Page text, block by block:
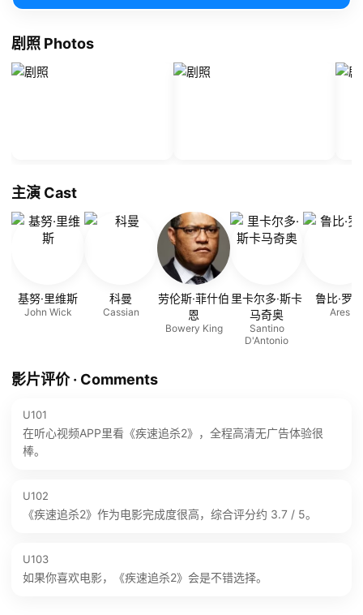
剧照 Photos
主演 Cast
基努·里维斯
John Wick
科曼
Cassian
劳伦斯·菲什伯
恩
Bowery King
里卡尔多·斯卡
马奇奥
Santino
D'Antonio
鲁比·罗丝
Ares
影片评价 · Comments
U101
在听心视频APP里看《疾速追杀2》，全程高清无广告体验很
棒。
U102
《疾速追杀2》作为电影完成度很高，综合评分约 3.7 / 5。
U103
如果你喜欢电影，《疾速追杀2》会是不错选择。